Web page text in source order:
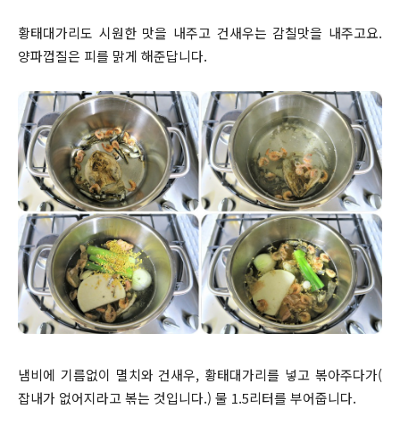
황태대가리도 시원한 맛을 내주고 건새우는 감칠맛을 내주고요.
양파껍질은 피를 맑게 해준답니다.
냄비에 기름없이 멸치와 건새우, 황태대가리를 넣고 볶아주다가(
잡내가 없어지라고 볶는 것입니다.) 물 1.5리터를 부어줍니다.